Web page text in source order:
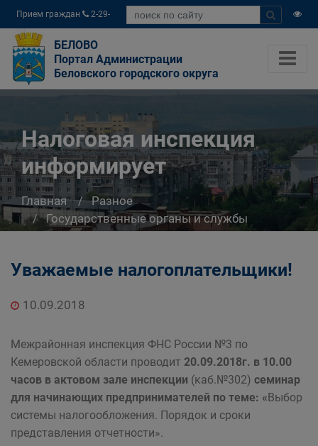
Прием граждан
2-29-
04
БЕЛОВО
Портал Администрации
Беловского городского округа
Налоговая инспекция
информирует
Главная
Разное
Государственные органы и службы
информируют
Уважаемые налогоплательщики!
10.09.2018
Межрайонная инспекция ФНС России №3 по
Кемеровской области проводит 20.09.2018г. в 10.00
часов в актовом зале инспекции (каб.№302) семинар
для начинающих предпринимателей по теме: «Выбор
системы налогообложения. Порядок и сроки
представления отчетности».